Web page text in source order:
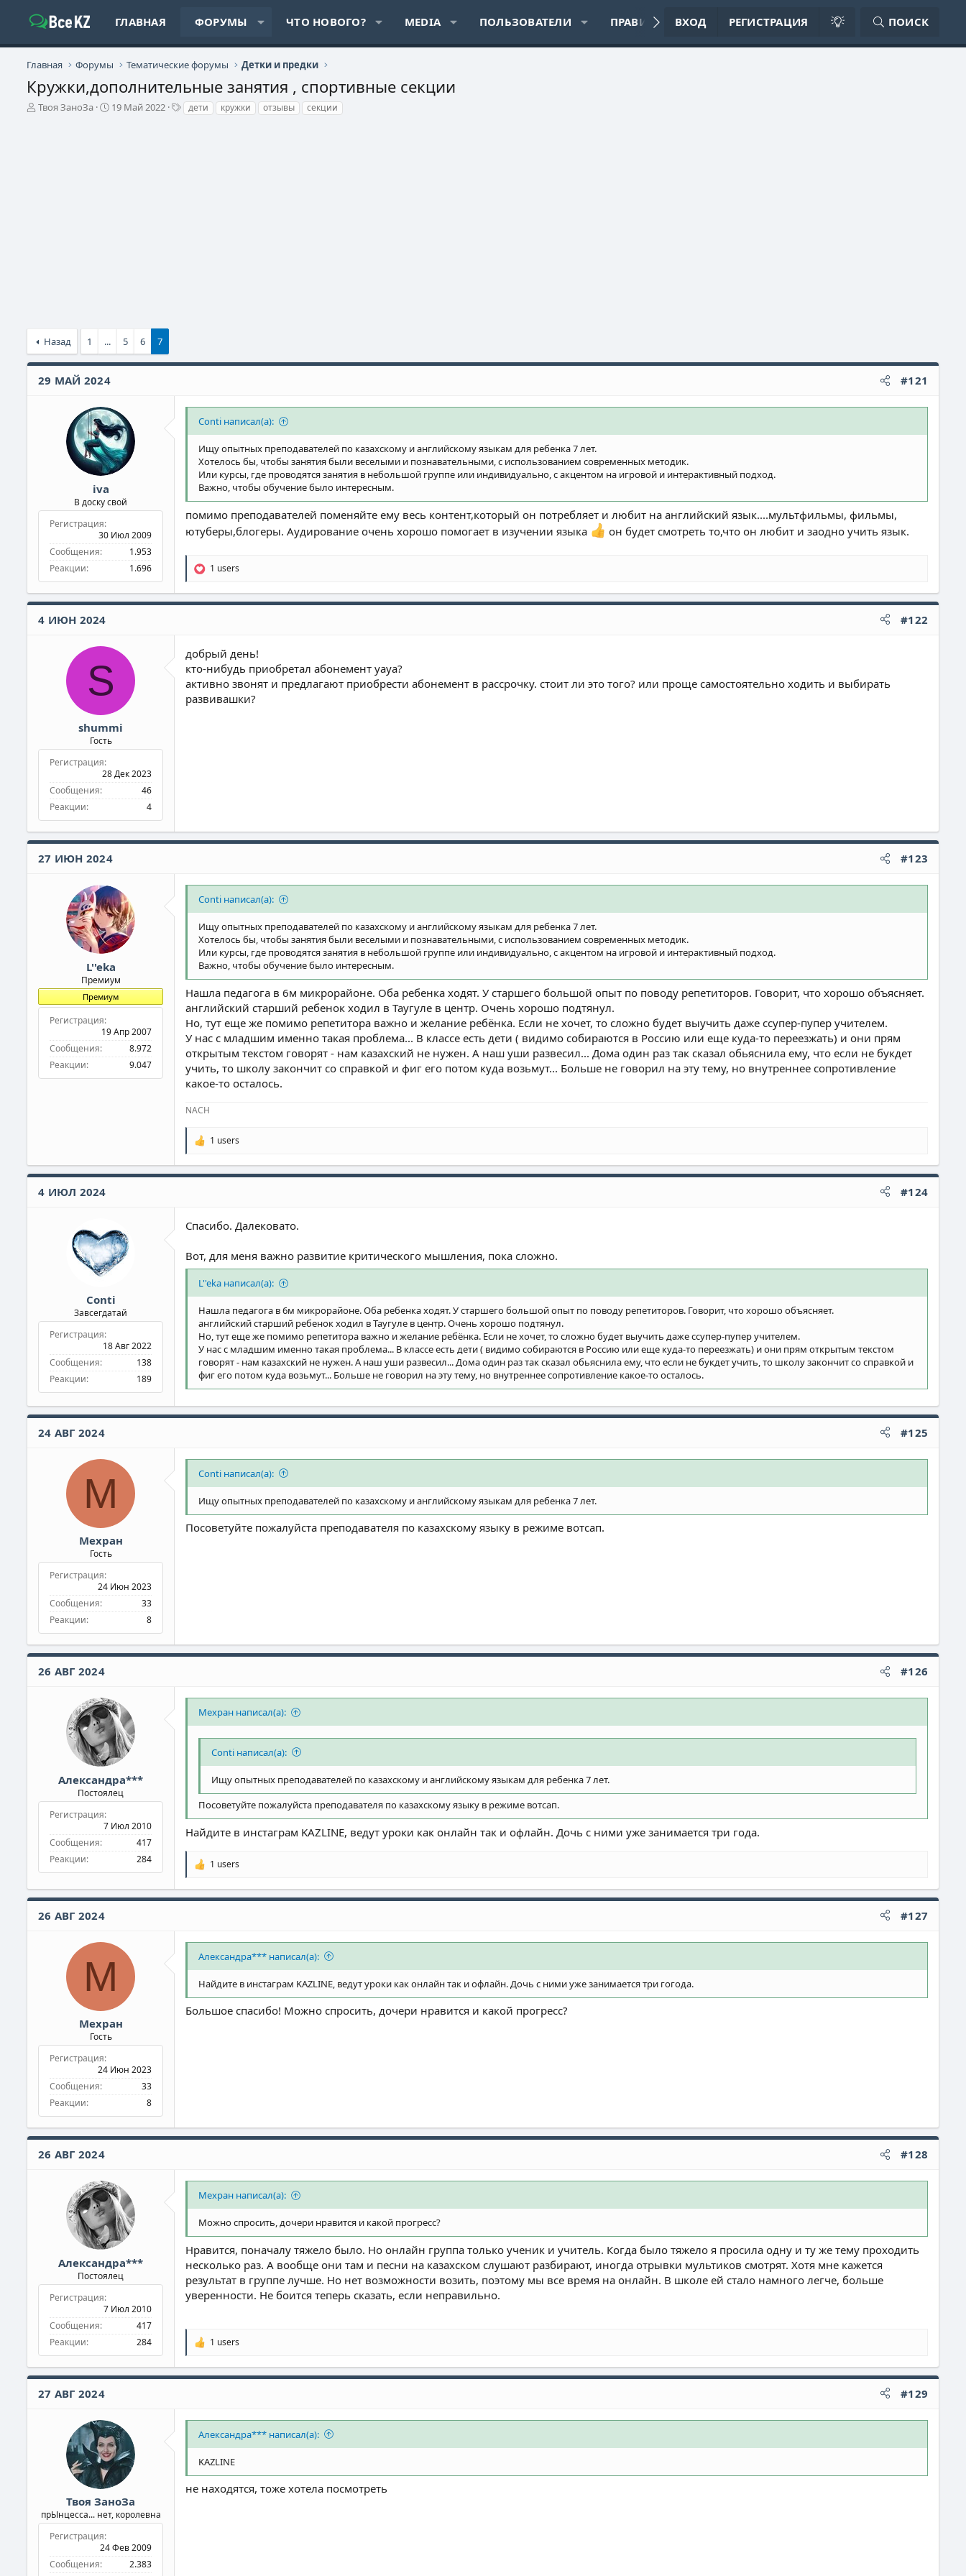
ГЛАВНАЯ ФОРУМЫ ЧТО НОВОГО? MEDIA ПОЛЬЗОВАТЕЛИ ПРАВИЛА ФОРУМА
ВХОД РЕГИСТРАЦИЯ ПОИСК
Главная Форумы Тематические форумы Детки и предки
Кружки,дополнительные занятия , спортивные секции
А
Твоя ЗаноЗа
Д
19 Май 2022
Тдети кружки отзывы секции
Назад 1 ... 5 6 7
29 МАЙ 2024 #121
iva
В доску свой
Регистрация
30 Июл 2009
Сообщения
1.953
Реакции
1.696
Conti написал(а):
Ищу опытных преподавателей по казахскому и английскому языкам для ребенка 7 лет.
Хотелось бы, чтобы занятия были веселыми и познавательными, с использованием современных методик.
Или курсы, где проводятся занятия в небольшой группе или индивидуально, с акцентом на игровой и интерактивный подход.
Важно, чтобы обучение было интересным.
помимо преподавателей поменяйте ему весь контент,который он потребляет и любит на английский язык....мультфильмы, фильмы,
ютуберы,блогеры. Аудирование очень хорошо помогает в изучении языка
он будет смотреть то,что он любит и заодно учить язык.
Р
а
к
:
1 users
4 ИЮН 2024 #122
S
shummi
Гость
Регистрация
28 Дек 2023
Сообщения
46
Реакции
4
добрый день!
кто-нибудь приобретал абонемент yaya?
активно звонят и предлагают приобрести абонемент в рассрочку. стоит ли это того? или проще самостоятельно ходить и выбирать
развивашки?
27 ИЮН 2024 #123
L''eka
Премиум
Премиум
Регистрация
19 Апр 2007
Сообщения
8.972
Реакции
9.047
Conti написал(а):
Ищу опытных преподавателей по казахскому и английскому языкам для ребенка 7 лет.
Хотелось бы, чтобы занятия были веселыми и познавательными, с использованием современных методик.
Или курсы, где проводятся занятия в небольшой группе или индивидуально, с акцентом на игровой и интерактивный подход.
Важно, чтобы обучение было интересным.
Нашла педагога в 6м микрорайоне. Оба ребенка ходят. У старшего большой опыт по поводу репетиторов. Говорит, что хорошо объясняет.
английский старший ребенок ходил в Таугуле в центр. Очень хорошо подтянул.
Но, тут еще же помимо репетитора важно и желание ребёнка. Если не хочет, то сложно будет выучить даже ссупер-пупер учителем.
У нас с младшим именно такая проблема... В классе есть дети ( видимо собираются в Россию или еще куда-то переезжать) и они прям
открытым текстом говорят - нам казахский не нужен. А наш уши развесил... Дома один раз так сказал обьяснила ему, что если не букдет
учить, то школу закончит со справкой и фиг его потом куда возьмут... Больше не говорил на эту тему, но внутреннее сопротивление
какое-то осталось.
NACH
Р
а
к
:
1 users
4 ИЮЛ 2024 #124
Conti
Завсегдатай
Регистрация
18 Авг 2022
Сообщения
138
Реакции
189
Спасибо. Далековато.
Вот, для меня важно развитие критического мышления, пока сложно.
L''eka написал(а):
Нашла педагога в 6м микрорайоне. Оба ребенка ходят. У старшего большой опыт по поводу репетиторов. Говорит, что хорошо объясняет.
английский старший ребенок ходил в Таугуле в центр. Очень хорошо подтянул.
Но, тут еще же помимо репетитора важно и желание ребёнка. Если не хочет, то сложно будет выучить даже ссупер-пупер учителем.
У нас с младшим именно такая проблема... В классе есть дети ( видимо собираются в Россию или еще куда-то переезжать) и они прям открытым текстом
говорят - нам казахский не нужен. А наш уши развесил... Дома один раз так сказал обьяснила ему, что если не букдет учить, то школу закончит со справкой и
фиг его потом куда возьмут... Больше не говорил на эту тему, но внутреннее сопротивление какое-то осталось.
24 АВГ 2024 #125
М
Мехран
Гость
Регистрация
24 Июн 2023
Сообщения
33
Реакции
8
Conti написал(а):
Ищу опытных преподавателей по казахскому и английскому языкам для ребенка 7 лет.
Посоветуйте пожалуйста преподавателя по казахскому языку в режиме вотсап.
26 АВГ 2024 #126
Александра***
Постоялец
Регистрация
7 Июл 2010
Сообщения
417
Реакции
284
Мехран написал(а):
Conti написал(а):
Ищу опытных преподавателей по казахскому и английскому языкам для ребенка 7 лет.
Посоветуйте пожалуйста преподавателя по казахскому языку в режиме вотсап.
Найдите в инстаграм KAZLINE, ведут уроки как онлайн так и офлайн. Дочь с ними уже занимается три года.
Р
а
к
1 users
26 АВГ 2024 #127
М
Мехран
Гость
Регистрация
24 Июн 2023
Сообщения
33
Реакции
8
Александра*** написал(а):
Найдите в инстаграм KAZLINE, ведут уроки как онлайн так и офлайн. Дочь с ними уже занимается три гогода.
Большое спасибо! Можно спросить, дочери нравится и какой прогресс?
26 АВГ 2024 #128
Александра***
Постоялец
Регистрация
7 Июл 2010
Сообщения
417
Реакции
284
Мехран написал(а):
Можно спросить, дочери нравится и какой прогресс?
Нравится, поначалу тяжело было. Но онлайн группа только ученик и учитель. Когда было тяжело я просила одну и ту же тему проходить
несколько раз. А вообще они там и песни на казахском слушают разбирают, иногда отрывки мультиков смотрят. Хотя мне кажется
результат в группе лучше. Но нет возможности возить, поэтому мы все время на онлайн. В школе ей стало намного легче, больше
уверенности. Не боится теперь сказать, если неправильно.
Р
а
к
1 users
27 АВГ 2024 #129
Твоя ЗаноЗа
прЫнцесса... нет, королевна
Регистрация
24 Фев 2009
Сообщения
2.383
Александра*** написал(а):
KAZLINE
не находятся, тоже хотела посмотреть